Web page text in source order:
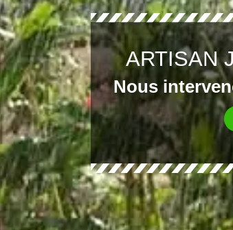
ARTISAN
Nous